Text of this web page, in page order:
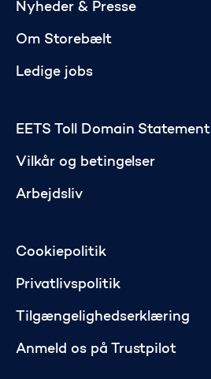
Nyheder & Presse
Om Storebælt
Ledige jobs
EETS Toll Domain Statement
Vilkår og betingelser
Arbejdsliv
Cookiepolitik
Privatlivspolitik
Tilgængelighedserklæring
Anmeld os på Trustpilot